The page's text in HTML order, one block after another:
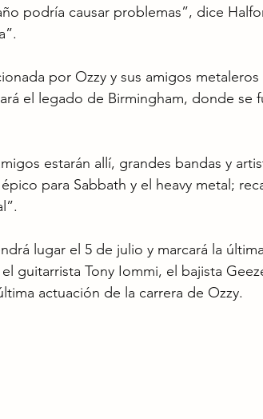
podría causar problemas”, dice
por Ozzy y sus amigos metaleros
el legado de Birmingham, donde se
estarán allí, grandes bandas y
para Sabbath y el heavy metal;
lugar el 5 de julio y marcará la
guitarrista Tony Iommi, el bajista
actuación de la carrera de Ozzy.